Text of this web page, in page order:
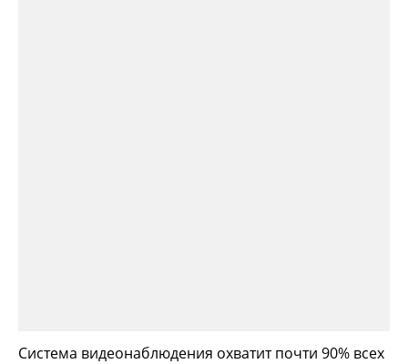
Система видеонаблюдения охватит почти 90% всех